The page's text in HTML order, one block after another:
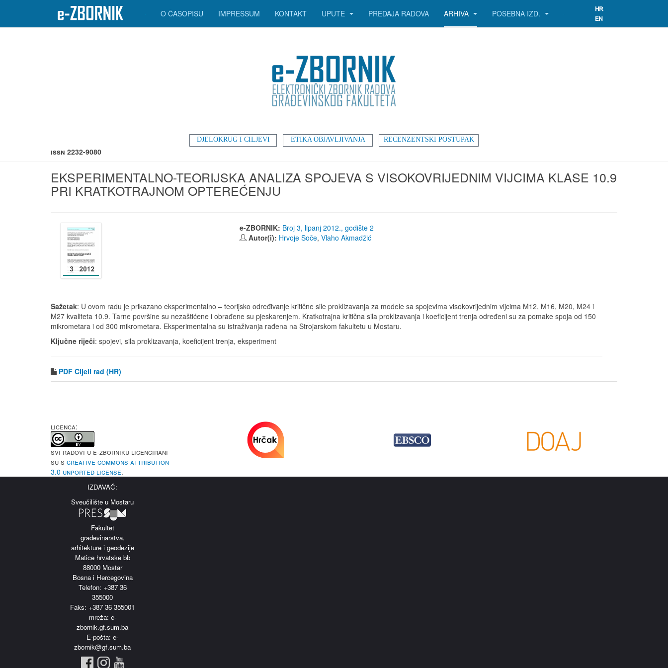
DJELOKRUG I CILJEVI ETIKA OBJAVLJIVANJA RECENZENTSKI POSTUPAK
O ČASOPISU IMPRESSUM KONTAKT UPUTE PREDAJA RADOVA ARHIVA POSEBNA IZD.
ISSN 2232-9080
EKSPERIMENTALNO-TEORIJSKA ANALIZA SPOJEVA S VISOKOVRIJEDNIM VIJCIMA KLASE 10.9
PRI KRATKOTRAJNOM OPTEREĆENJU
e-ZBORNIK: Broj 3, lipanj 2012., godište 2
Autor(i): Hrvoje Soče, Vlaho Akmadžić
Sažetak: U ovom radu je prikazano eksperimentalno – teorijsko određivanje kritične sile proklizavanja za modele sa spojevima visokovrijednim vijcima M12, M16, M20, M24 i
M27 kvaliteta 10.9. Tarne površine su nezaštićene i obrađene su pjeskarenjem. Kratkotrajna kritična sila proklizavanja i koeficijent trenja određeni su za pomake spoja od 150
mikrometara i od 300 mikrometara. Eksperimentalna su istraživanja rađena na Strojarskom fakultetu u Mostaru.
Ključne riječi: spojevi, sila proklizavanja, koeficijent trenja, eksperiment
PDF Cijeli rad (HR)
LICENCA:
Svi radovi u e-Zborniku licencirani
su s Creative Commons Attribution
3.0 Unported License.
IZDAVAČ:
Sveučilište u Mostaru
Fakultet
građevinarstva,
arhitekture i geodezije
Matice hrvatske bb
88000 Mostar
Bosna i Hercegovina
Telefon: +387 36
355000
Faks: +387 36 355001
mreža: e-
zbornik.gf.sum.ba
E-pošta: e-
zbornik@gf.sum.ba